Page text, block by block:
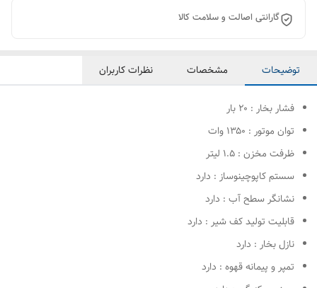
گارانتی اصالت و سلامت کالا
توضیحات مشخصات نظرات کاربران
فشار بخار : ۲۰ بار
توان موتور : ۱۳۵۰ وات
ظرفت مخزن : ۱.۵ لیتر
سستم کاپوچینوساز : دارد
نشانگر سطح آب : دارد
قابلیت تولید کف شیر : دارد
نازل بخار : دارد
تمپر و پیمانه قهوه : دارد